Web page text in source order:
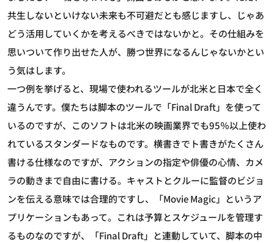
共生しないといけない未来も不可避だとも感じますし、じゃあ
どう活用していくかを考えるべきではないかと。その仕組みを
思いついて作り出せた人が、勝つ世界になるんじゃないかとい
う気はします。
一つ例を挙げると、現場で使われるツールが北米と日本で全く
違うんです。僕たちは脚本のツールで「Final Draft」を使って
いるのですが、このソフトは北米の映画業界でも95％以上使わ
れているスタンダードなものです。横書きでト書きがたくさん
書ける仕様なのですが、アクションの指定や俳優の心情、カメ
ラの動きまで自由に書ける。キャストとクルーに監督のビジョ
ンを伝える意味では合理的ですし、「Movie Magic」というア
プリケーションもあって。これは予算とスケジュールを管理す
るものなのですが、「Final Draft」と連動していて、脚本の中